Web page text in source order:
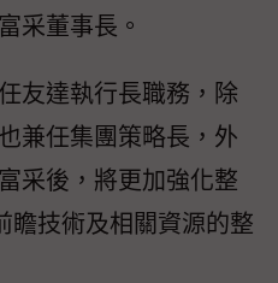
采董事長。
友達執行長職務，除
兼任集團策略長，外
采後，將更加強化整
瞻技術及相關資源的整